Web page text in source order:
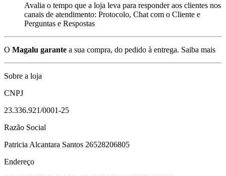
Avalia o tempo que a loja leva para responder aos clientes nos
canais de atendimento: Protocolo, Chat com o Cliente e
Perguntas e Respostas
O Magalu garante a sua compra, do pedido à entrega. Saiba mais
Sobre a loja
CNPJ
23.336.921/0001-25
Razão Social
Patricia Alcantara Santos 26528206805
Endereço